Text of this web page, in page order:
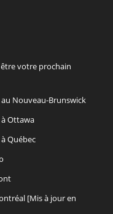
votre prochain
Nouveau-Brunswick
Ottawa
Québec
[Mis à jour en